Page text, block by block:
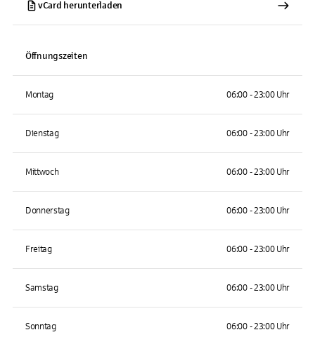
vCard herunterladen
Öffnungszeiten
Montag 06:00 - 23:00 Uhr
Dienstag 06:00 - 23:00 Uhr
Mittwoch 06:00 - 23:00 Uhr
Donnerstag 06:00 - 23:00 Uhr
Freitag 06:00 - 23:00 Uhr
Samstag 06:00 - 23:00 Uhr
Sonntag 06:00 - 23:00 Uhr